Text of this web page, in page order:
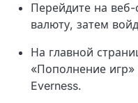
Перейдите на
валюту, затем
На главной
«Пополнение игр»
Everness.